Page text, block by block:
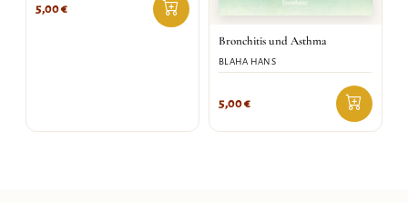
5,00€
Bronchitis und Asthma
BLAHA HANS
5,00€